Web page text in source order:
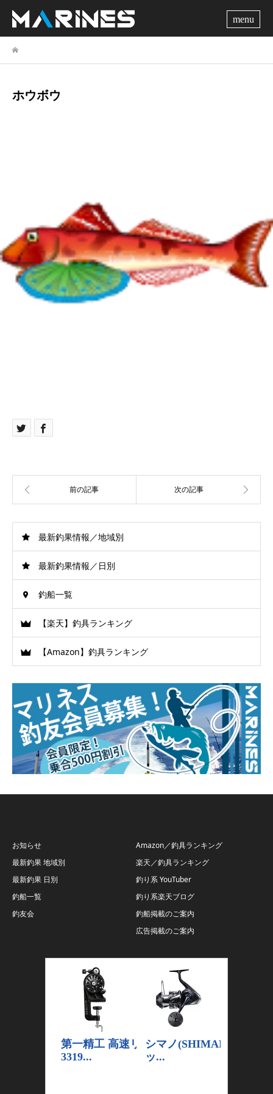
ホウボウ
最新釣果情報／地域別
最新釣果情報／日別
釣船一覧
【楽天】釣具ランキング
【Amazon】釣具ランキング
お知らせ
最新釣果 地域別
最新釣果 日別
釣船一覧
釣友会
Amazon／釣具ランキング
楽天／釣具ランキング
釣り系 YouTuber
釣り系楽天ブログ
釣船掲載のご案内
広告掲載のご案内